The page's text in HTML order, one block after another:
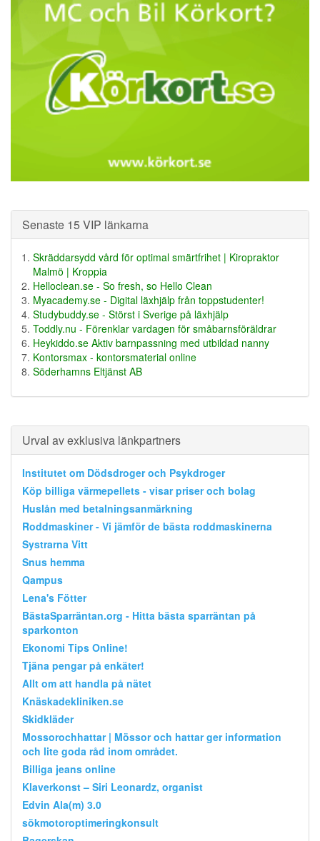
Senaste 15 VIP länkarna
Skräddarsydd vård för optimal smärtfrihet | Kiropraktor
Malmö | Kroppia
Helloclean.se - So fresh, so Hello Clean
Myacademy.se - Digital läxhjälp från toppstudenter!
Studybuddy.se - Störst i Sverige på läxhjälp
Toddly.nu - Förenklar vardagen för småbarnsföräldrar
Heykiddo.se Aktiv barnpassning med utbildad nanny
Kontorsmax - kontorsmaterial online
Söderhamns Eltjänst AB
Urval av exklusiva länkpartners
Institutet om Dödsdroger och Psykdroger
Köp billiga värmepellets - visar priser och bolag
Huslån med betalningsanmärkning
Roddmaskiner - Vi jämför de bästa roddmaskinerna
Systrarna Vitt
Snus hemma
Qampus
Lena's Fötter
BästaSparräntan.org - Hitta bästa sparräntan på
sparkonton
Ekonomi Tips Online!
Tjäna pengar på enkäter!
Allt om att handla på nätet
Knäskadekliniken.se
Skidkläder
Mossorochhattar | Mössor och hattar ger information
och lite goda råd inom området.
Billiga jeans online
Klaverkonst – Siri Leonardz, organist
Edvin Ala(m) 3.0
sökmotoroptimeringkonsult